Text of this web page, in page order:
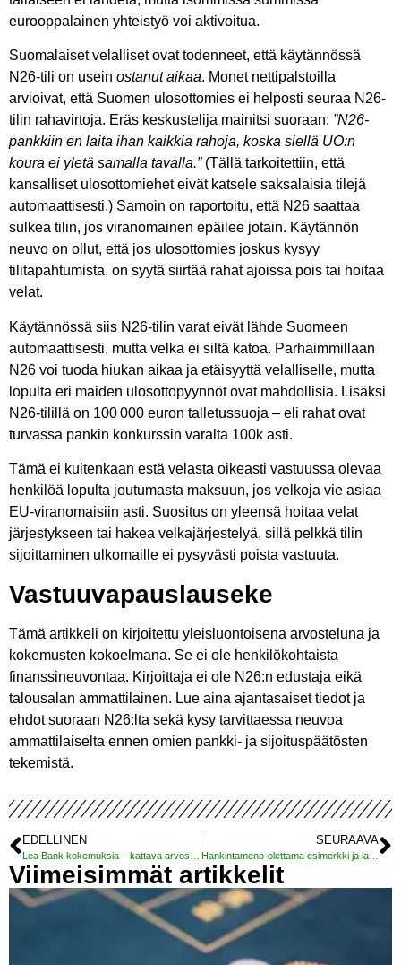
eurooppalainen yhteistyö voi aktivoitua.
Suomalaiset velalliset ovat todenneet, että käytännössä
N26-tili on usein ostanut aikaa. Monet nettipalstoilla
arvioivat, että Suomen ulosottomies ei helposti seuraa N26-
tilin rahavirtoja. Eräs keskustelija mainitsi suoraan: ”N26-
pankkiin en laita ihan kaikkia rahoja, koska siellä UO:n
koura ei yletä samalla tavalla.”(Tällä tarkoitettiin, että
kansalliset ulosottomiehet eivät katsele saksalaisia tilejä
automaattisesti.) Samoin on raportoitu, että N26 saattaa
sulkea tilin, jos viranomainen epäilee jotain. Käytännön
neuvo on ollut, että jos ulosottomies joskus kysyy
tilitapahtumista, on syytä siirtää rahat ajoissa pois tai hoitaa
velat.
Käytännössä siis N26-tilin varat eivät lähde Suomeen
automaattisesti, mutta velka ei siltä katoa. Parhaimmillaan
N26 voi tuoda hiukan aikaa ja etäisyyttä velalliselle, mutta
lopulta eri maiden ulosottopyynnöt ovat mahdollisia. Lisäksi
N26-tilillä on 100 000 euron talletussuoja – eli rahat ovat
turvassa pankin konkurssin varalta 100k asti.
Tämä ei kuitenkaan estä velasta oikeasti vastuussa olevaa
henkilöä lopulta joutumasta maksuun, jos velkoja vie asiaa
EU-viranomaisiin asti. Suositus on yleensä hoitaa velat
järjestykseen tai hakea velkajärjestelyä, sillä pelkkä tilin
sijoittaminen ulkomaille ei pysyvästi poista vastuuta.
Vastuuvapauslauseke
Tämä artikkeli on kirjoitettu yleisluontoisena arvosteluna ja
kokemusten kokoelmana. Se ei ole henkilökohtaista
finanssineuvontaa. Kirjoittaja ei ole N26:n edustaja eikä
talousalan ammattilainen. Lue aina ajantasaiset tiedot ja
ehdot suoraan N26:lta sekä kysy tarvittaessa neuvoa
ammattilaiselta ennen omien pankki- ja sijoituspäätösten
tekemistä.
EDELLINEN SEURAAVA
Hankintameno-olettama esimerkki ja laskuri
Viimeisimmät artikkelit